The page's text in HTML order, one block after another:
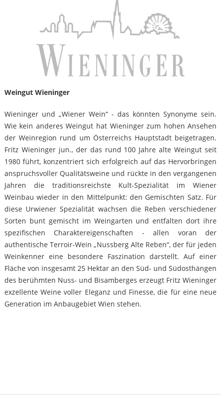
Weingut Wieninger
Wieninger und „Wiener Wein“ - das könnten Synonyme sein.
Wie kein anderes Weingut hat Wieninger zum hohen Ansehen
der Weinregion rund um Österreichs Hauptstadt beigetragen.
Fritz Wieninger jun., der das rund 100 Jahre alte Weingut seit
1980 führt, konzentriert sich erfolgreich auf das Hervorbringen
anspruchsvoller Qualitätsweine und rückte in den vergangenen
Jahren die traditionsreichste Kult-Spezialität im Wiener
Weinbau wieder in den Mittelpunkt: den Gemischten Satz. Für
diese Urwiener Spezialität wachsen die Reben verschiedener
Sorten bunt gemischt im Weingarten und entfalten dort ihre
spezifischen Charaktereigenschaften - allen voran der
authentische Terroir-Wein „Nussberg Alte Reben“, der für jeden
Weinkenner eine besondere Faszination darstellt. Auf einer
Fläche von insgesamt 25 Hektar an den Süd- und Südosthängen
des berühmten Nuss- und Bisamberges erzeugt Fritz Wieninger
exzellente Weine voller Eleganz und Finesse, die für eine neue
Generation im Anbaugebiet Wien stehen.